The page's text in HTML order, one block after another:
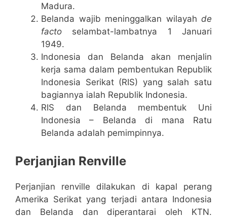
Madura.
Belanda wajib meninggalkan wilayah de
facto selambat-lambatnya 1 Januari
1949.
Indonesia dan Belanda akan menjalin
kerja sama dalam pembentukan Republik
Indonesia Serikat (RIS) yang salah satu
bagiannya ialah Republik Indonesia.
RIS dan Belanda membentuk Uni
Indonesia – Belanda di mana Ratu
Belanda adalah pemimpinnya.
Perjanjian Renville
Perjanjian renville dilakukan di kapal perang
Amerika Serikat yang terjadi antara Indonesia
dan Belanda dan diperantarai oleh KTN.